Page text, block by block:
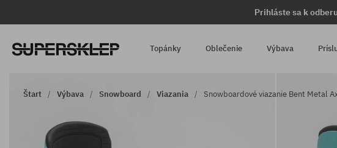
Prihláste sa k
Topánky Oblečenie Výbava
Štart Výbava Snowboard Viazania Snowboardové viazanie Bent Metal